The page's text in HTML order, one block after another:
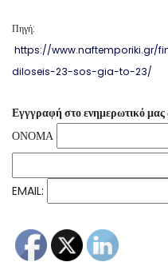
Πηγή:
https://www.naftemporiki.gr/
diloseis-23-sos-gia-to-23/
Εγγγραφή στο ενημερωτικό μας
ΟΝΟΜΑ
EMAIL: